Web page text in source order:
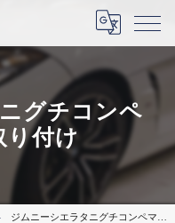
グチコンペ
り付け
ジムニーシエラタニグチコンペマフラーR取り付け